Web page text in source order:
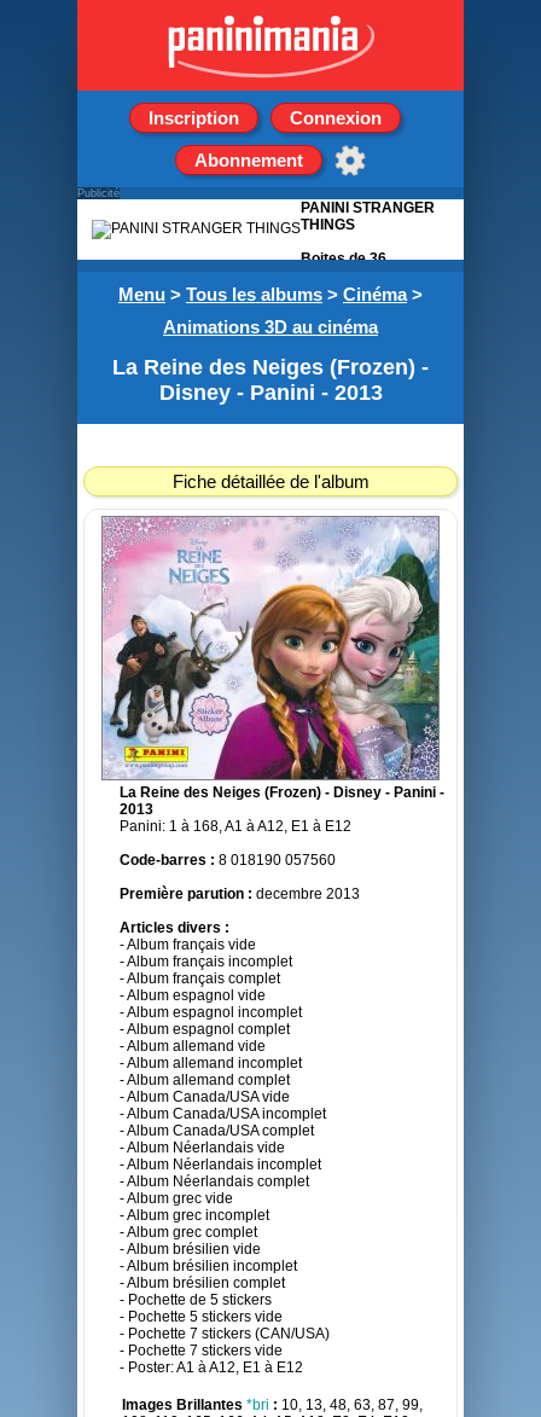
Inscription Connexion
Abonnement
Menu > Tous les albums > Cinéma>
Animations 3D au cinéma
La Reine des Neiges (Frozen) -
Disney - Panini - 2013
Fiche détaillée de l'album
La Reine des Neiges (Frozen) - Disney - Panini -
2013
Panini: 1 à 168, A1 à A12, E1 à E12
Code-barres : 8 018190 057560
Première parution : decembre 2013
Articles divers :
- Album français vide
- Album français incomplet
- Album français complet
- Album espagnol vide
- Album espagnol incomplet
- Album espagnol complet
- Album allemand vide
- Album allemand incomplet
- Album allemand complet
- Album Canada/USA vide
- Album Canada/USA incomplet
- Album Canada/USA complet
- Album Néerlandais vide
- Album Néerlandais incomplet
- Album Néerlandais complet
- Album grec vide
- Album grec incomplet
- Album grec complet
- Album brésilien vide
- Album brésilien incomplet
- Album brésilien complet
- Pochette de 5 stickers
- Pochette 5 stickers vide
- Pochette 7 stickers (CAN/USA)
- Pochette 7 stickers vide
- Poster: A1 à A12, E1 à E12
Images Brillantes *bri : 10, 13, 48, 63, 87, 99,
Publicité
PANINI STRANGER
THINGS
Boites de 36
pochettes de 5
stickers